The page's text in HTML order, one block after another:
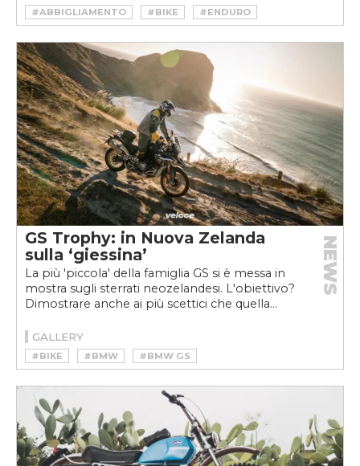
#ABBIGLIAMENTO #BIKE
#ENDURO
#GIACCA
#HUSQVARNA
#MOTO
#OFFROAD
#PROTEZIONI
#TAILORED
#TOTAL LOOK
GS Trophy: in Nuova Zelanda
sulla ‘giessina’
La più 'piccola' della famiglia GS si è messa in
mostra sugli sterrati neozelandesi. L'obiettivo?
Dimostrare anche ai più scettici che quella...
NEWS
GALLERY
#BIKE #BMW
#BMW GS
#BMW GS 850
#ENDURO
#GS
#GS 850
#MOTO
#NUOVA ZELANDA
#OFF ROAD